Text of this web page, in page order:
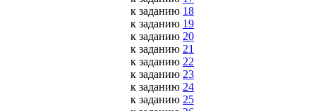
к заданию 18
к заданию 19
к заданию 20
к заданию 21
к заданию 22
к заданию 23
к заданию 24
к заданию 25